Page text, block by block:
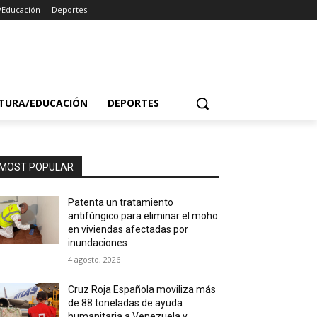
Deportes
EDUCACIÓN DEPORTES
POPULAR
Patenta un tratamiento
antifúngico para eliminar el moho
en viviendas afectadas por
inundaciones
4 agosto, 2026
Cruz Roja Española moviliza más
de 88 toneladas de ayuda